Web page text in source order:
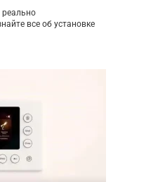
реально
все об установке